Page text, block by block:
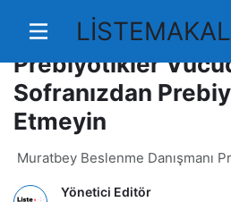
Koruma
Prebiyotikler
Sofranızdan
Etmeyin
Muratbey Beslenme Danışmanı
Yönetici Editör